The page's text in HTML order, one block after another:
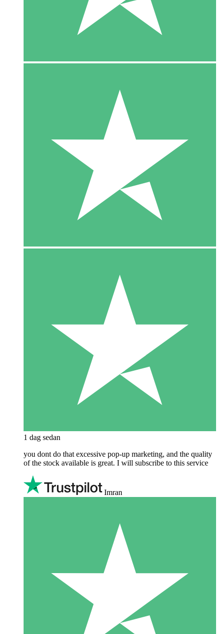
1 dag sedan
you dont do that excessive pop-up marketing, and the quality
of the stock available is great. I will subscribe to this service
Imran